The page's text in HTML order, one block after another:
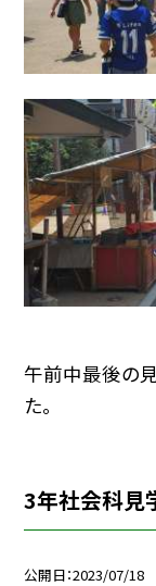
午前中最後の
た。
3年社会科見
公開日 2023/07/18